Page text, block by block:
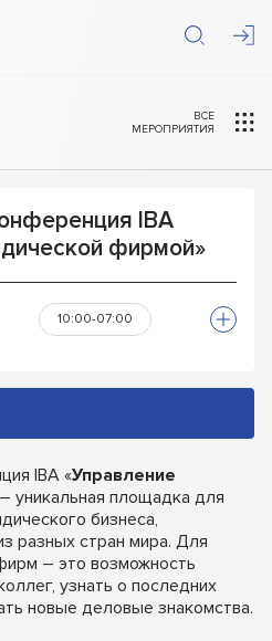
ВСЕ
МЕРОПРИЯТИЯ
IBA
фирмой»
10:00-07:00
IBA «Управление
уникальная площадка для
бизнеса,
разных стран мира. Для
– это возможность
узнать о последних
новые деловые знакомства.